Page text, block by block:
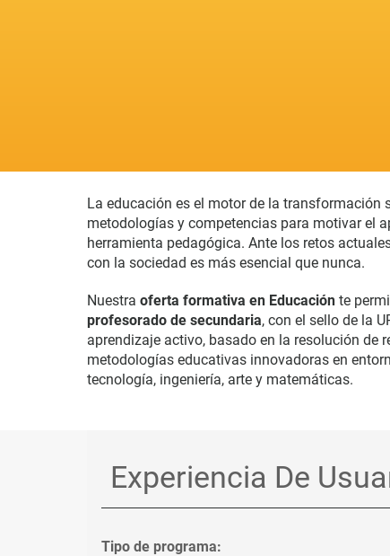
La educación es el motor de la transformación
metodologías y competencias para motivar el
herramienta pedagógica. Ante los retos
con la sociedad es más esencial que nunca.
Nuestra oferta formativa en Educación te
profesorado de secundaria, con el sello de la
aprendizaje activo, basado en la resolución de
metodologías educativas innovadoras en
tecnología, ingeniería, arte y matemáticas.
Tipo de programa: